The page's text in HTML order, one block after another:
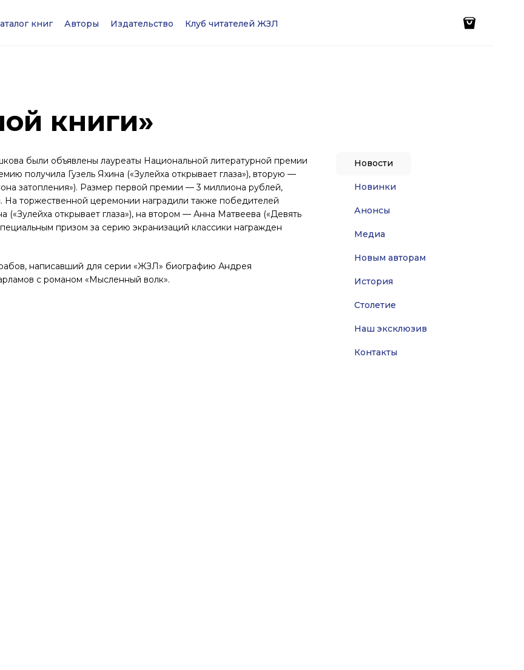
книг Авторы Издательство Клуб читателей ЖЗЛ
книги»
были объявлены лауреаты Национальной литературной премии
получила Гузель Яхина («Зулейха открывает глаза»), вторую —
затопления»). Размер первой премии — 3 миллиона рублей,
торжественной церемонии наградили также победителей
(«Зулейха открывает глаза»), на втором — Анна Матвеева («Девять
призом за серию экранизаций классики награжден
написавший для серии «ЖЗЛ» биографию Андрея
с романом «Мысленный волк».
Новости
Новинки
Анонсы
Медиа
Новым авторам
История
Столетие
Наш эксклюзив
Контакты